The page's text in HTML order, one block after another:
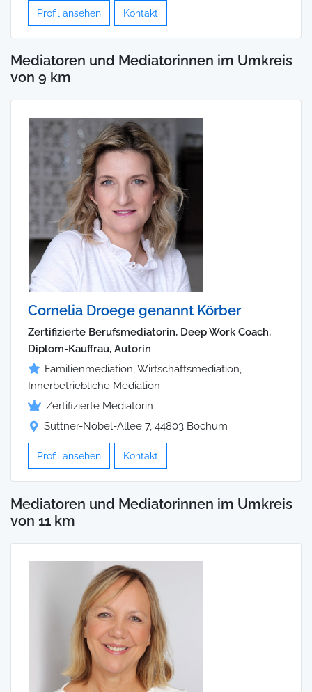
Profil ansehen Kontakt
Mediatoren und Mediatorinnen im Umkreis
von 9 km
Cornelia Droege genannt Körber
Zertifizierte Berufsmediatorin, Deep Work Coach,
Diplom-Kauffrau, Autorin
Familienmediation, Wirtschaftsmediation,
Innerbetriebliche Mediation
Zertifizierte Mediatorin
Suttner-Nobel-Allee 7, 44803 Bochum
Profil ansehen Kontakt
Mediatoren und Mediatorinnen im Umkreis
von 11 km